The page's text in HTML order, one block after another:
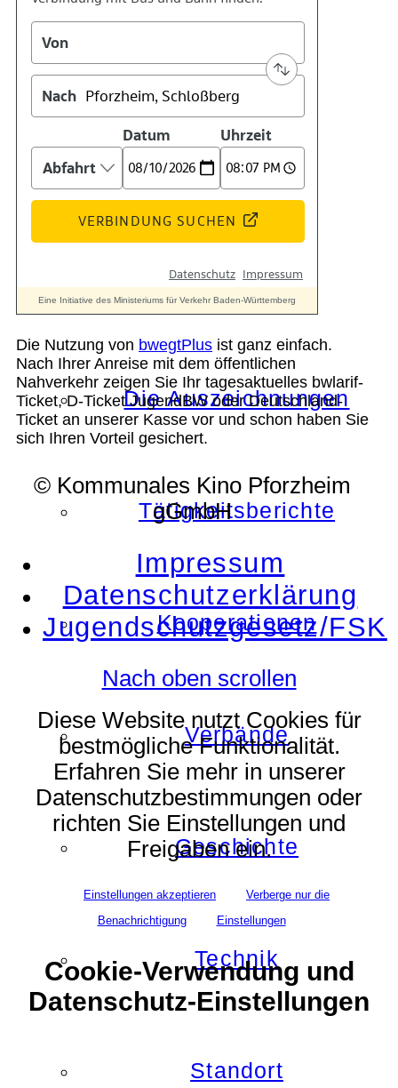
Kontakt
Kino
Das Team
Die Auszeichnungen
Tätigkeitsberichte
Kooperationen
Verbände
Geschichte
Technik
Standort
Die Nutzung von bwegtPlus ist ganz einfach.
Nach Ihrer Anreise mit dem öffentlichen
Nahverkehr zeigen Sie Ihr tagesaktuelles bwlarif-
Ticket, D-Ticket JugendBW oder Deutschland-
Ticket an unserer Kasse vor und schon haben Sie
sich Ihren Vorteil gesichert.
© Kommunales Kino Pforzheim
gGmbH
Impressum
Datenschutzerklärung
Jugendschutzgesetz/FSK
Nach oben scrollen
Diese Website nutzt Cookies für
bestmögliche Funktionalität.
Erfahren Sie mehr in unserer
Datenschutzbestimmungen oder
richten Sie Einstellungen und
Freigaben ein.
Einstellungen akzeptieren
Verberge nur die
Benachrichtigung
Einstellungen
Cookie-Verwendung und
Datenschutz-Einstellungen